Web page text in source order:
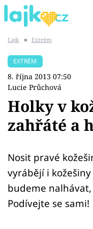
SHOPAHOLICADEL
Témata
Showbyznys
Youtubeři
Virály
Lajk ■ Extrém
EXTRÉM
8. října 2013 07:50
Lucie Průchová
Holky v
zahřáté a
Nosit pravé
vyrábějí i
budeme
Podívejte se sami!